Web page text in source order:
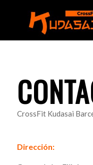
CrossFit Kudasai
Dirección: